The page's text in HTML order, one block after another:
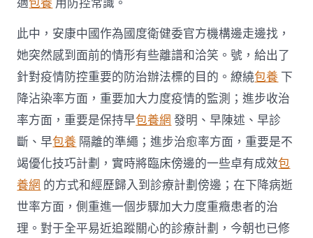
適包養 用防控常識。
此中，安康中國作為國度衛健委官方機構邊走邊找，
她突然感到面前的情形有些離譜和洽笑。號，給出了
針對疫情防控重要的防治辦法標的目的。繚繞包養 下
降沾染率方面，重要加大力度疫情的監測；進步收治
率方面，重要是保持早包養網 發明、早陳述、早診
斷、早包養 隔離的準繩；進步治愈率方面，重要是不
竭優化技巧計劃，實時將臨床傍邊的一些卓有成效包
養網 的方式和經歷歸入到診療計劃傍邊；在下降病逝
世率方面，側重進一個步驟加大力度重癥患者的治
理。對于全平易近追蹤關心的診療計劃，今朝也已修